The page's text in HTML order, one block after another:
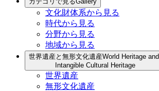
文化財体系から見る
時代から見る
分野から見る
地域から見る
世界遺産と無形文化遺産World Heritage and
Intangible Cultural Heritage
世界遺産
無形文化遺産